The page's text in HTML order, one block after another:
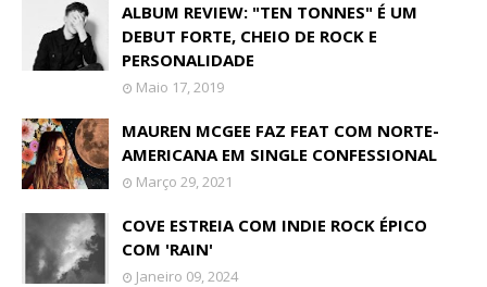
ALBUM REVIEW: "TEN TONNES" É UM
DEBUT FORTE, CHEIO DE ROCK E
PERSONALIDADE
Maio 17, 2019
MAUREN MCGEE FAZ FEAT COM NORTE-
AMERICANA EM SINGLE CONFESSIONAL
Março 29, 2021
COVE ESTREIA COM INDIE ROCK ÉPICO
COM 'RAIN'
Janeiro 09, 2024